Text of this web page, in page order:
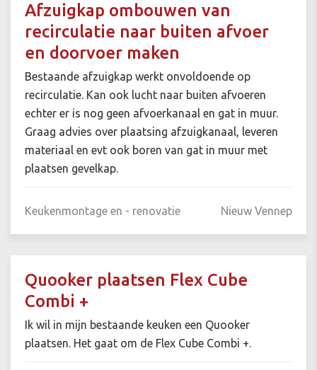
Afzuigkap ombouwen van
recirculatie naar buiten afvoer
en doorvoer maken
Bestaande afzuigkap werkt onvoldoende op
recirculatie. Kan ook lucht naar buiten afvoeren
echter er is nog geen afvoerkanaal en gat in muur.
Graag advies over plaatsing afzuigkanaal, leveren
materiaal en evt ook boren van gat in muur met
plaatsen gevelkap.
Keukenmontage en - renovatie Nieuw Vennep
Quooker plaatsen Flex Cube
Combi +
Ik wil in mijn bestaande keuken een Quooker
plaatsen. Het gaat om de Flex Cube Combi +.